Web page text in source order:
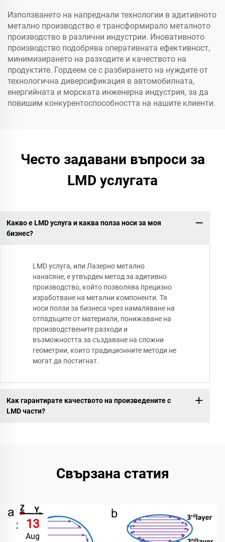
Използването на напреднали технологии в адитивното
метално производство е трансформирало металното
производство в различни индустрии. Иновативното
производство подобрява оперативната ефективност,
минимизирането на разходите и качеството на
продуктите. Гордеем се с разбирането на нуждите от
технологична диверсификация в автомобилната,
енергийната и морската инженерна индустрия, за да
повишим конкурентоспособността на нашите клиенти.
Често задавани въпроси за
LMD услугата
Какво е LMD услуга и каква полза носи за моя
бизнес?
LMD услуга, или Лазерно метално
нанасяне, е утвърден метод за адитивно
производство, който позволява прецизно
изработване на метални компоненти. Тя
носи ползи за бизнеса чрез намаляване на
отпадъците от материали, понижаване на
производствените разходи и
възможността за създаване на сложни
геометрии, които традиционните методи не
могат да постигнат.
Как гарантирате качеството на произведените с
LMD части?
Свързана статия
13
Aug